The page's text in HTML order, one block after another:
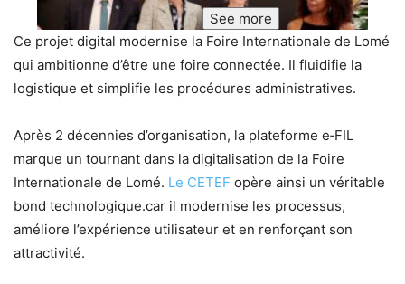
See more
Ce projet digital modernise la Foire Internationale de Lomé
qui ambitionne d’être une foire connectée. Il fluidifie la
logistique et simplifie les procédures administratives.
Après 2 décennies d’organisation, la plateforme e‑FIL
marque un tournant dans la digitalisation de la Foire
Internationale de Lomé. Le CETEF opère ainsi un véritable
bond technologique.car il modernise les processus,
améliore l’expérience utilisateur et en renforçant son
attractivité.